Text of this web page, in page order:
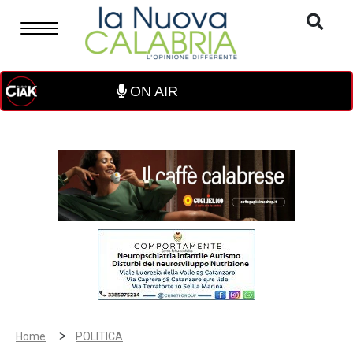
ON AIR
Home > POLITICA